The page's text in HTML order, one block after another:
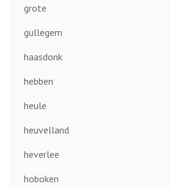
grote
gullegem
haasdonk
hebben
heule
heuvelland
heverlee
hoboken